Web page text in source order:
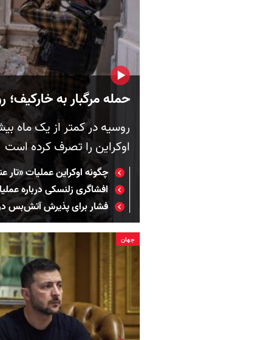
حمله مرگبار به
اوکراین را تصرف کرده است
چگونه اوکراین عملیات «تار عنکبوت» را
افشاگری زلنسکی درباره
فشار برای پذیرش آتش‌بس
جهان